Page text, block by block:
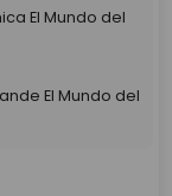
El Mundo del
El Mundo del